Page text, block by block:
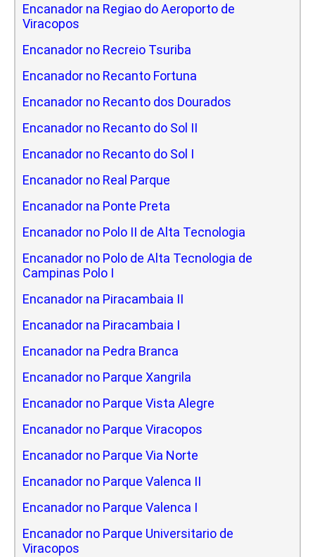
Encanador na Regiao do Aeroporto de
Viracopos
Encanador no Recreio Tsuriba
Encanador no Recanto Fortuna
Encanador no Recanto dos Dourados
Encanador no Recanto do Sol II
Encanador no Recanto do Sol I
Encanador no Real Parque
Encanador na Ponte Preta
Encanador no Polo II de Alta Tecnologia
Encanador no Polo de Alta Tecnologia de
Campinas Polo I
Encanador na Piracambaia II
Encanador na Piracambaia I
Encanador na Pedra Branca
Encanador no Parque Xangrila
Encanador no Parque Vista Alegre
Encanador no Parque Viracopos
Encanador no Parque Via Norte
Encanador no Parque Valenca II
Encanador no Parque Valenca I
Encanador no Parque Universitario de
Viracopos